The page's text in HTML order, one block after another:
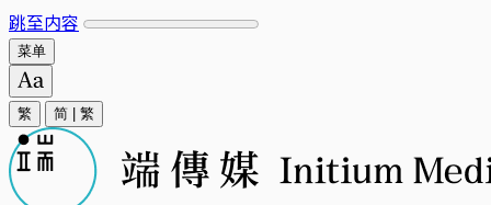
跳至内容
菜单
繁 简 繁